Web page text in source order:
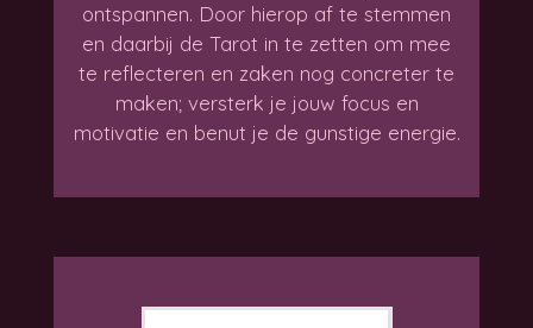
ontspannen. Door hierop af te stemmen
en daarbij de Tarot in te zetten om mee
te reflecteren en zaken nog concreter te
maken; versterk je jouw focus en
motivatie en benut je de gunstige energie.